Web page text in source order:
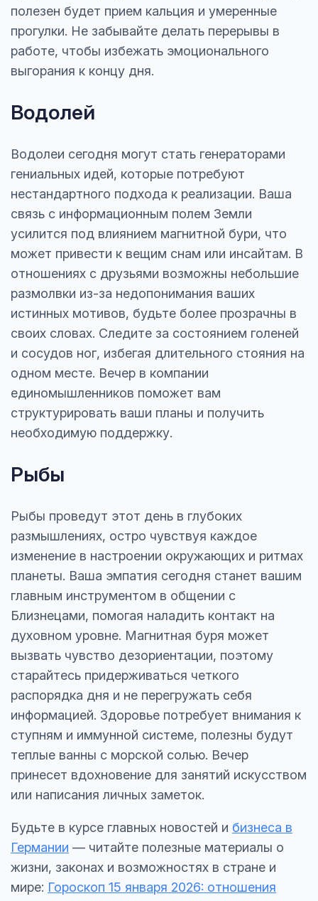
полезен будет прием кальция и умеренные
прогулки. Не забывайте делать перерывы в
работе, чтобы избежать эмоционального
выгорания к концу дня.
Водолей
Водолеи сегодня могут стать генераторами
гениальных идей, которые потребуют
нестандартного подхода к реализации. Ваша
связь с информационным полем Земли
усилится под влиянием магнитной бури, что
может привести к вещим снам или инсайтам. В
отношениях с друзьями возможны небольшие
размолвки из-за недопонимания ваших
истинных мотивов, будьте более прозрачны в
своих словах. Следите за состоянием голеней
и сосудов ног, избегая длительного стояния на
одном месте. Вечер в компании
единомышленников поможет вам
структурировать ваши планы и получить
необходимую поддержку.
Рыбы
Рыбы проведут этот день в глубоких
размышлениях, остро чувствуя каждое
изменение в настроении окружающих и ритмах
планеты. Ваша эмпатия сегодня станет вашим
главным инструментом в общении с
Близнецами, помогая наладить контакт на
духовном уровне. Магнитная буря может
вызвать чувство дезориентации, поэтому
старайтесь придерживаться четкого
распорядка дня и не перегружать себя
информацией. Здоровье потребует внимания к
ступням и иммунной системе, полезны будут
теплые ванны с морской солью. Вечер
принесет вдохновение для занятий искусством
или написания личных заметок.
Будьте в курсе главных новостей и бизнеса в
Германии — читайте полезные материалы о
жизни, законах и возможностях в стране и
мире: Гороскоп 15 января 2026: отношения